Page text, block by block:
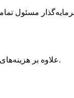
مسئول
علاوه بر هزینه‌های دفتر ثبت و اسناد که بین ۲۰ تا ۶۰ یورو است برای ثبت اسم شرکت نیز باید ۱۵۰ یورو هزینه کرد.